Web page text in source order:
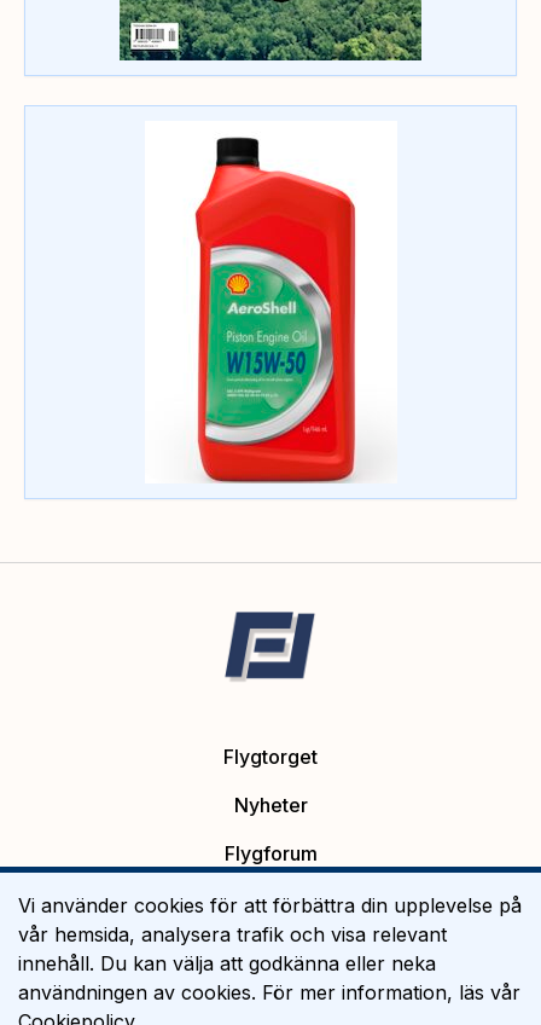
Flygtorget
Nyheter
Flygforum
Platsannonser
Flygutbildning
Om Flygtorget
Vi använder cookies för att förbättra din upplevelse på
vår hemsida, analysera trafik och visa relevant
innehåll. Du kan välja att godkänna eller neka
användningen av cookies. För mer information, läs vår